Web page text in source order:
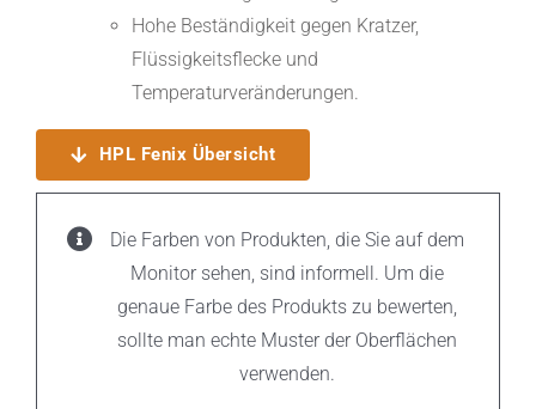
Hohe Beständigkeit gegen Kratzer,
Flüssigkeitsflecke und
Temperaturveränderungen.
HPL Fenix Übersicht
Die Farben von Produkten, die Sie auf dem
Monitor sehen, sind informell. Um die
genaue Farbe des Produkts zu bewerten,
sollte man echte Muster der Oberflächen
verwenden.